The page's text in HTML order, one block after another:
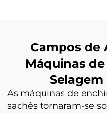
Campos de
Máquinas
Selagem
As máquinas de
sachês tornaram-se